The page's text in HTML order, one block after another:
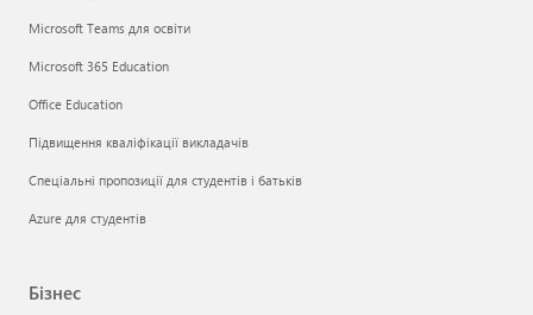
Microsoft Teams для освіти
Microsoft 365 Education
Office Education
Підвищення кваліфікації викладачів
Спеціальні пропозиції для студентів і батьків
Azure для студентів
Бізнес